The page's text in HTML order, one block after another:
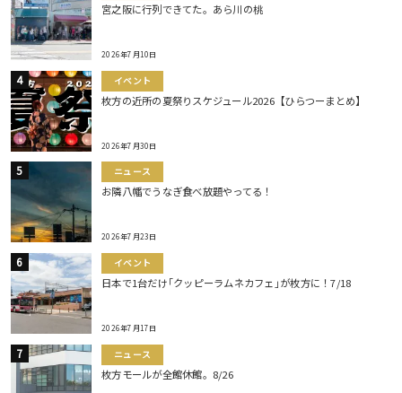
宮之阪に行列できてた。あら川の桃
2026年7月10日
イベント
枚方の近所の夏祭りスケジュール2026【ひらつーまとめ】
2026年7月30日
ニュース
お隣八幡でうなぎ食べ放題やってる！
2026年7月23日
イベント
日本で1台だけ｢クッピーラムネカフェ｣が枚方に！7/18
2026年7月17日
ニュース
枚方モールが全館休館。8/26